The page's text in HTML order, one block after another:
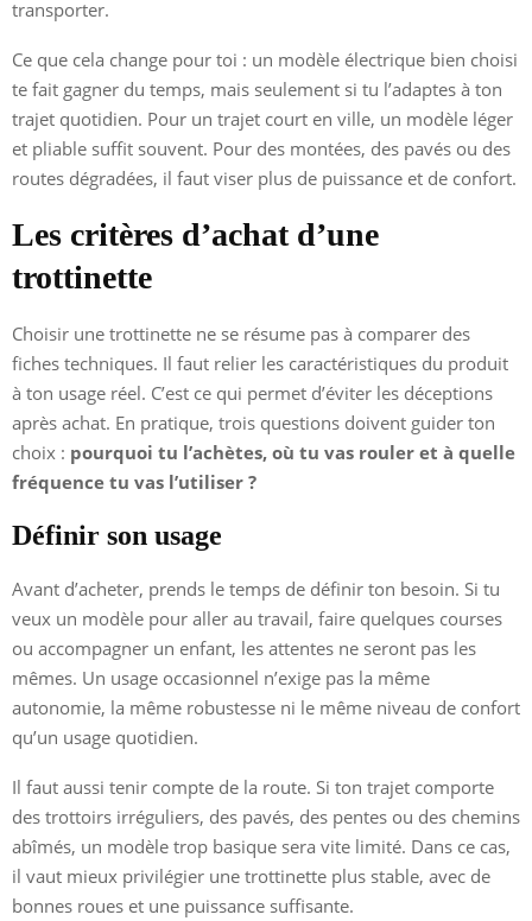
transporter.
Ce que cela change pour toi : un modèle électrique bien choisi
te fait gagner du temps, mais seulement si tu l’adaptes à ton
trajet quotidien. Pour un trajet court en ville, un modèle léger
et pliable suffit souvent. Pour des montées, des pavés ou des
routes dégradées, il faut viser plus de puissance et de confort.
Les critères d’achat d’une
trottinette
Choisir une trottinette ne se résume pas à comparer des
fiches techniques. Il faut relier les caractéristiques du produit
à ton usage réel. C’est ce qui permet d’éviter les déceptions
après achat. En pratique, trois questions doivent guider ton
choix : pourquoi tu l’achètes, où tu vas rouler et à quelle
fréquence tu vas l’utiliser ?
Définir son usage
Avant d’acheter, prends le temps de définir ton besoin. Si tu
veux un modèle pour aller au travail, faire quelques courses
ou accompagner un enfant, les attentes ne seront pas les
mêmes. Un usage occasionnel n’exige pas la même
autonomie, la même robustesse ni le même niveau de confort
qu’un usage quotidien.
Il faut aussi tenir compte de la route. Si ton trajet comporte
des trottoirs irréguliers, des pavés, des pentes ou des chemins
abîmés, un modèle trop basique sera vite limité. Dans ce cas,
il vaut mieux privilégier une trottinette plus stable, avec de
bonnes roues et une puissance suffisante.